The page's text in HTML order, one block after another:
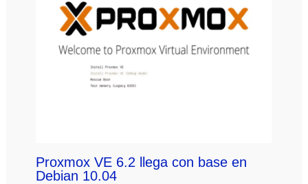
Proxmox VE 6.2 llega con base en
Debian 10.04